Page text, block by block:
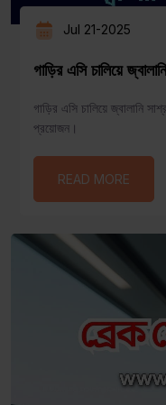
Jul 21-2025
গাড়ির এসি চালিয়ে
গাড়ির এসি চালিয়ে জ্বালানি
প্রয়োজন।
READ MORE